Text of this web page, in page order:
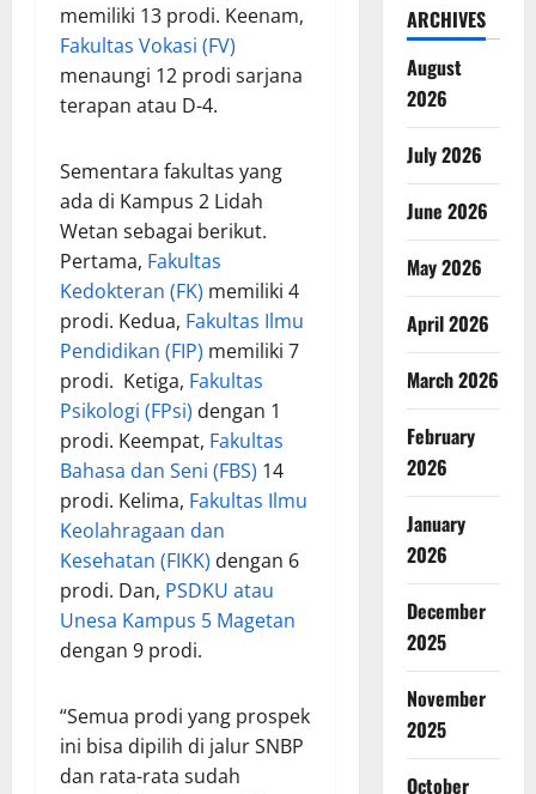
memiliki 13 prodi. Keenam,
Fakultas Vokasi (FV)
menaungi 12 prodi sarjana
terapan atau D-4.
Sementara fakultas yang
ada di Kampus 2 Lidah
Wetan sebagai berikut.
Pertama, Fakultas
Kedokteran (FK) memiliki 4
prodi. Kedua, Fakultas Ilmu
Pendidikan (FIP) memiliki 7
prodi. Ketiga, Fakultas
Psikologi (FPsi) dengan 1
prodi. Keempat, Fakultas
Bahasa dan Seni (FBS) 14
prodi. Kelima, Fakultas Ilmu
Keolahragaan dan
Kesehatan (FIKK) dengan 6
prodi. Dan, PSDKU atau
Unesa Kampus 5 Magetan
dengan 9 prodi.
“Semua prodi yang prospek
ini bisa dipilih di jalur SNBP
dan rata-rata sudah
ARCHIVES
August
2026
July 2026
June 2026
May 2026
April 2026
March 2026
February
2026
January
2026
December
2025
November
2025
October